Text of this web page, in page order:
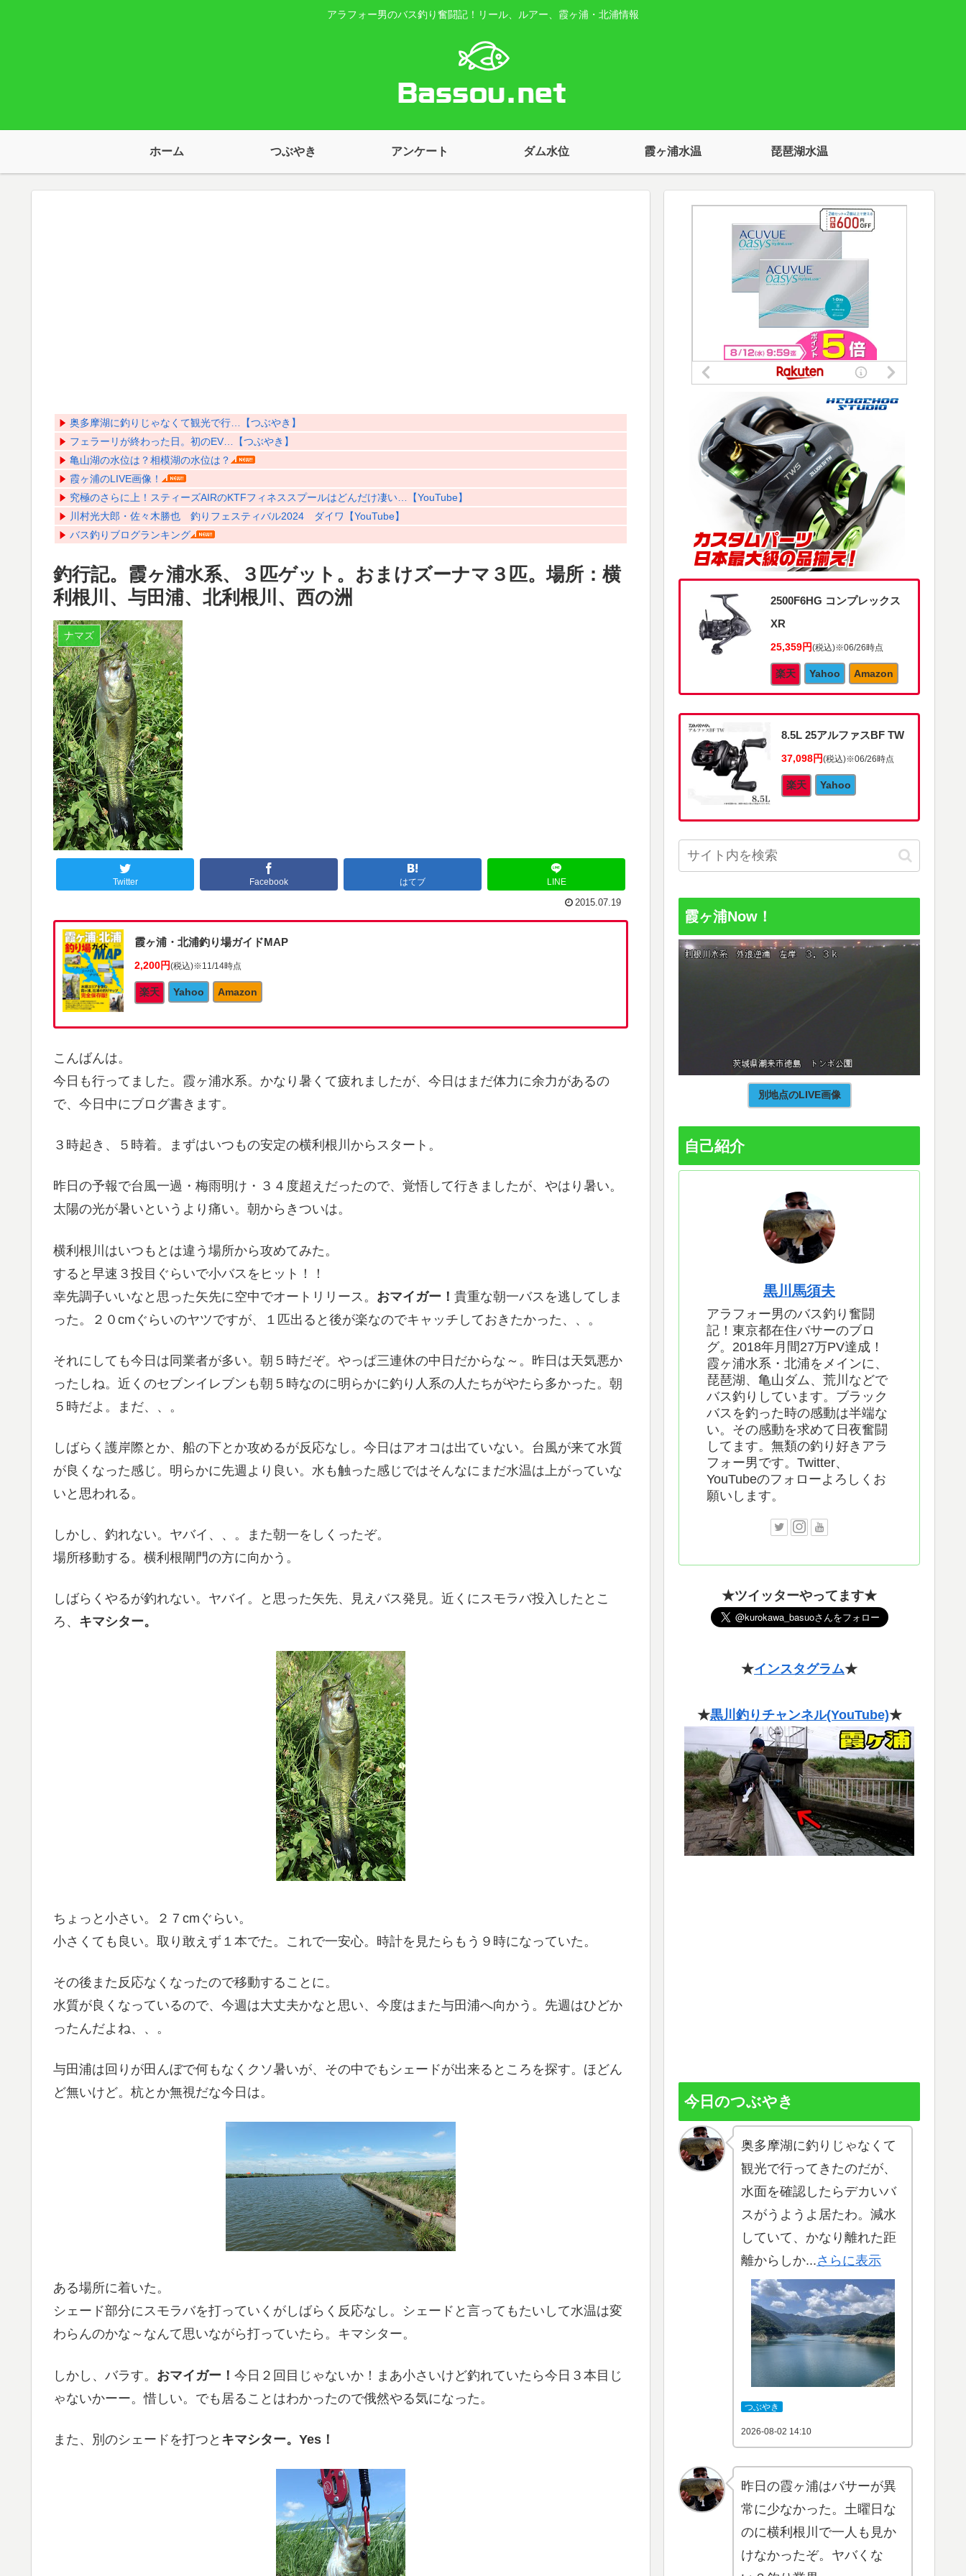
アラフォー男のバス釣り奮闘記！リール、ルアー、霞ヶ浦・北浦情報
ホーム つぶやき アンケート ダム水位 霞ヶ浦水温 琵琶湖水温
奥多摩湖に釣りじゃなくて観光で行…【つぶやき】
フェラーリが終わった日。初のEV…【つぶやき】
亀山湖の水位は？相模湖の水位は？
霞ヶ浦のLIVE画像！
究極のさらに上！スティーズAIRのKTFフィネススプールはどんだけ凄い…【YouTube】
川村光大郎・佐々木勝也 釣りフェスティバル2024 ダイワ【YouTube】
バス釣りブログランキング
釣行記。霞ヶ浦水系、３匹ゲット。おまけズーナマ３匹。場所：横
利根川、与田浦、北利根川、西の洲
ナマズ
Twitter Facebook はてブ LINE
2015.07.19
霞ヶ浦・北浦釣り場ガイドMAP
2,200円(税込)※11/14時点
楽天 Yahoo Amazon
こんばんは。
今日も行ってました。霞ヶ浦水系。かなり暑くて疲れましたが、今日はまだ体力に余力があるの
で、今日中にブログ書きます。
３時起き、５時着。まずはいつもの安定の横利根川からスタート。
昨日の予報で台風一過・梅雨明け・３４度超えだったので、覚悟して行きましたが、やはり暑い。
太陽の光が暑いというより痛い。朝からきついは。
横利根川はいつもとは違う場所から攻めてみた。
すると早速３投目ぐらいで小バスをヒット！！
幸先調子いいなと思った矢先に空中でオートリリース。 おマイガー！ 貴重な朝一バスを逃してしま
った。２０cmぐらいのヤツですが、１匹出ると後が楽なのでキャッチしておきたかった、、。
それにしても今日は同業者が多い。朝５時だぞ。やっぱ三連休の中日だからな～。昨日は天気悪か
ったしね。近くのセブンイレブンも朝５時なのに明らかに釣り人系の人たちがやたら多かった。朝
５時だよ。まだ、、。
しばらく護岸際とか、船の下とか攻めるが反応なし。今日はアオコは出ていない。台風が来て水質
が良くなった感じ。明らかに先週より良い。水も触った感じではそんなにまだ水温は上がっていな
いと思われる。
しかし、釣れない。ヤバイ、、。また朝一をしくったぞ。
場所移動する。横利根閘門の方に向かう。
しばらくやるが釣れない。ヤバイ。と思った矢先、見えバス発見。近くにスモラバ投入したとこ
ろ、 キマシター。
ちょっと小さい。２７cmぐらい。
小さくても良い。取り敢えず１本でた。これで一安心。時計を見たらもう９時になっていた。
その後また反応なくなったので移動することに。
水質が良くなっているので、今週は大丈夫かなと思い、今度はまた与田浦へ向かう。先週はひどか
ったんだよね、、。
与田浦は回りが田んぼで何もなくクソ暑いが、その中でもシェードが出来るところを探す。ほどん
ど無いけど。杭とか無視だな今日は。
ある場所に着いた。
シェード部分にスモラバを打っていくがしばらく反応なし。シェードと言ってもたいして水温は変
わらんのかな～なんて思いながら打っていたら。キマシター。
しかし、バラす。 おマイガー！ 今日２回目じゃないか！まあ小さいけど釣れていたら今日３本目じ
ゃないかーー。惜しい。でも居ることはわかったので俄然やる気になった。
また、別のシェードを打つと キマシター。Yes！
2500F6HG コンプレックス
XR
25,359円(税込)※06/26時点
楽天 Yahoo Amazon
8.5L 25アルファスBF TW
37,098円(税込)※06/26時点
楽天 Yahoo
霞ヶ浦Now！
別地点のLIVE画像
自己紹介
黒川馬須夫
アラフォー男のバス釣り奮闘
記！東京都在住バサーのブロ
グ。2018年月間27万PV達成！
霞ヶ浦水系・北浦をメインに、
琵琶湖、亀山ダム、荒川などで
バス釣りしています。ブラック
バスを釣った時の感動は半端な
い。その感動を求めて日夜奮闘
してます。無類の釣り好きアラ
フォー男です。Twitter、
YouTubeのフォローよろしくお
願いします。
★ツイッターやってます★
★インスタグラム★
★黒川釣りチャンネル(YouTube)★
今日のつぶやき
奥多摩湖に釣りじゃなくて
観光で行ってきたのだが、
水面を確認したらデカいバ
スがうようよ居たわ。減水
していて、かなり離れた距
離からしか...さらに表示
つぶやき
2026-08-02 14:10
昨日の霞ヶ浦はバサーが異
常に少なかった。土曜日な
のに横利根川で一人も見か
けなかったぞ。ヤバくな